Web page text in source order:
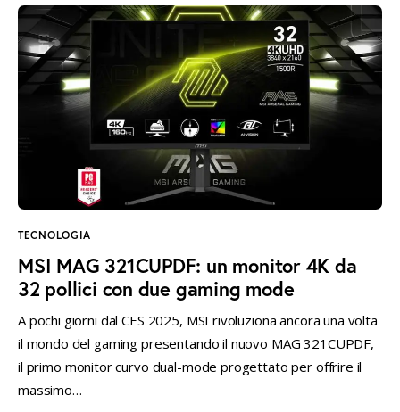
Intrattenimento
Web Log
instagramm
threadstwitter-
x
rss
TECNOLOGIA
MSI MAG 321CUPDF: un monitor 4K da
32 pollici con due gaming mode
A pochi giorni dal CES 2025, MSI rivoluziona ancora una volta
il mondo del gaming presentando il nuovo MAG 321CUPDF,
il primo monitor curvo dual-mode progettato per offrire il
massimo…